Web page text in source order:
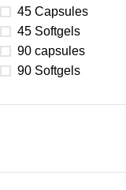
45 Capsules
45 Softgels
90 capsules
90 Softgels